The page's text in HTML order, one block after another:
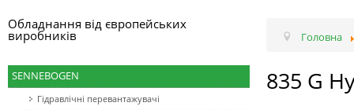
Обладнання від європейських
виробників
SENNEBOGEN
Гідравлічні перевантажувачі
Головна
835 G